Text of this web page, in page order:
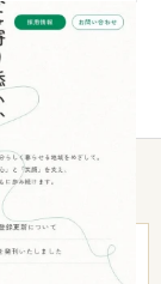
の新規制作を
感じるデザイ